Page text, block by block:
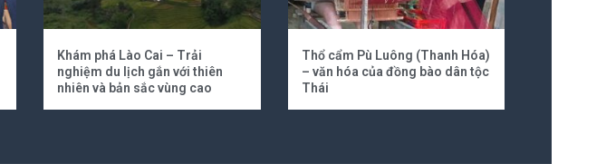
Khám phá Lào Cai – Trải
nghiệm du lịch gắn với thiên
nhiên và bản sắc vùng cao
Thổ cẩm Pù Luông (Thanh Hóa)
– văn hóa của đồng bào dân tộc
Thái